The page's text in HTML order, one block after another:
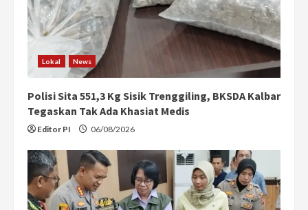
Lokal News
Polisi Sita 551,3 Kg Sisik Trenggiling, BKSDA Kalbar
Tegaskan Tak Ada Khasiat Medis
Editor PI 06/08/2026